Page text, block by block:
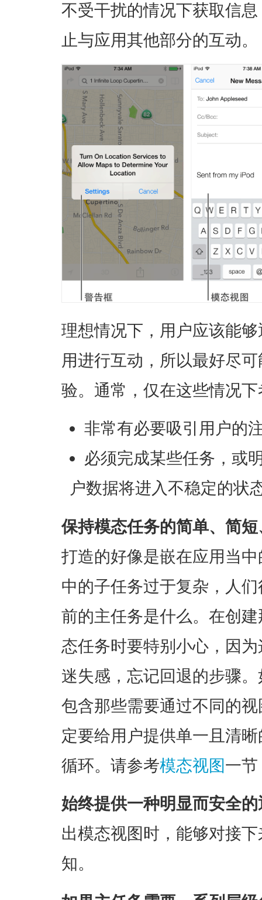
不受干扰的情况下获取信
止与应用其他部分的互动。
理想情况下，用户应该能
用进行互动，所以最好尽
验。通常，仅在这些情况
非常有必要吸引用户的
必须完成某些任务，或
户数据将进入不稳定的状
保持模态任务的简单、简
打造的好像是嵌在应用当
中的子任务过于复杂，人
前的主任务是什么。在创
态任务时要特别小心，因
迷失感，忘记回退的步骤
包含那些需要通过不同的
定要给用户提供单一且清
循环。请参考模态视图一
始终提供一种明显而安全
出模态视图时，能够对接
知。